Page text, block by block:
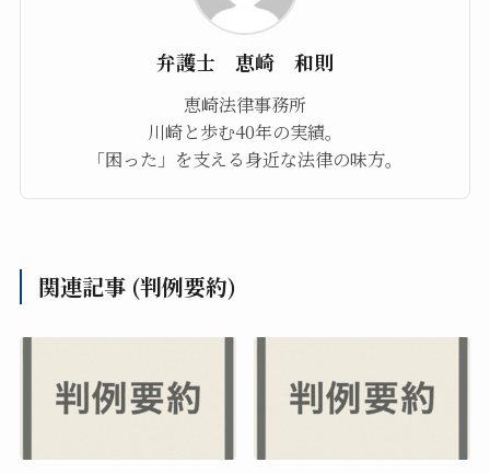
弁護士 恵崎 和則
恵崎法律事務所
川崎と歩む40年の実績。
「困った」を支える身近な法律の味方。
関連記事 (判例要約)